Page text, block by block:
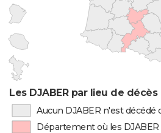
Les DJABER par lieu de décès
Aucun DJABER n'est
Département où les